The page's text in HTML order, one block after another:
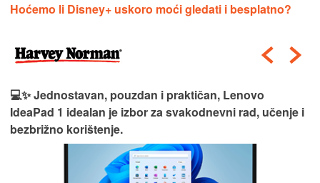
Hoćemo li Disney+ uskoro moći gledati i besplatno?
💻✨ Jednostavan, pouzdan i praktičan, Lenovo
IdeaPad 1 idealan je izbor za svakodnevni rad, učenje i
bezbrižno korištenje.